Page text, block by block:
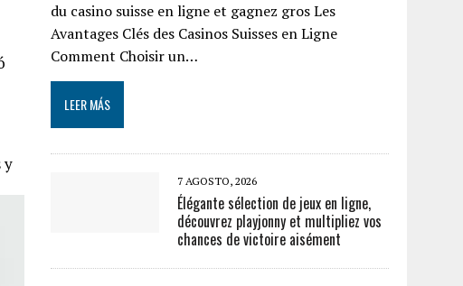
y
du casino suisse en ligne et gagnez gros Les
Avantages Clés des Casinos Suisses en Ligne
Comment Choisir un…
LEER MÁS
7 AGOSTO, 2026
Élégante sélection de jeux en ligne,
découvrez playjonny et multipliez vos
chances de victoire aisément